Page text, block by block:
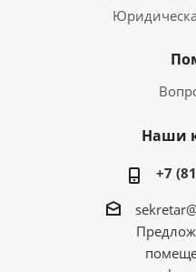
Наши
+7